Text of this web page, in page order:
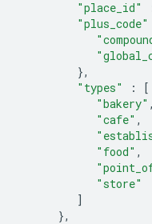
"place_id"
"plus_code"
},
"types"
:
[
"bakery" ,
"cafe" ,
"food" ,
"store"
]
},